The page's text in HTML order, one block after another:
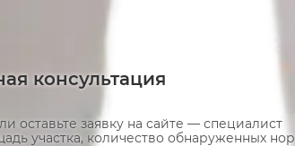
консультация
оставьте заявку на сайте — специалист
участка, количество обнаруженных нор